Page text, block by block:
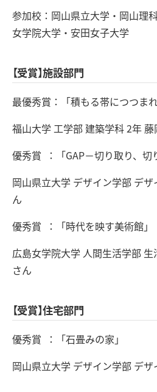
参加校：岡山県立大学・岡山理
女学院大学・安田女子大学
【受賞】施設部門
最優秀賞：「積もる帯につつまれ
福山大学 工学部 建築学科 2年 藤
優秀賞 ：「GAP－切り取り、切
岡山県立大学 デザイン学部 デ
ん
優秀賞 ：「時代を映す美術館」
広島女学院大学 人間生活学部
さん
【受賞】住宅部門
優秀賞 ：「石畳みの家」
岡山県立大学 デザイン学部 デ